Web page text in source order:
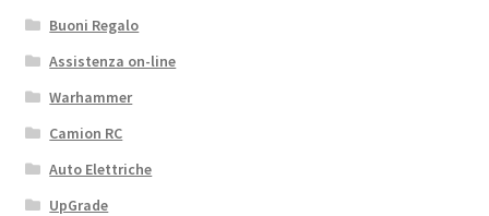
Buoni Regalo
Assistenza on-line
Warhammer
Camion RC
Auto Elettriche
UpGrade